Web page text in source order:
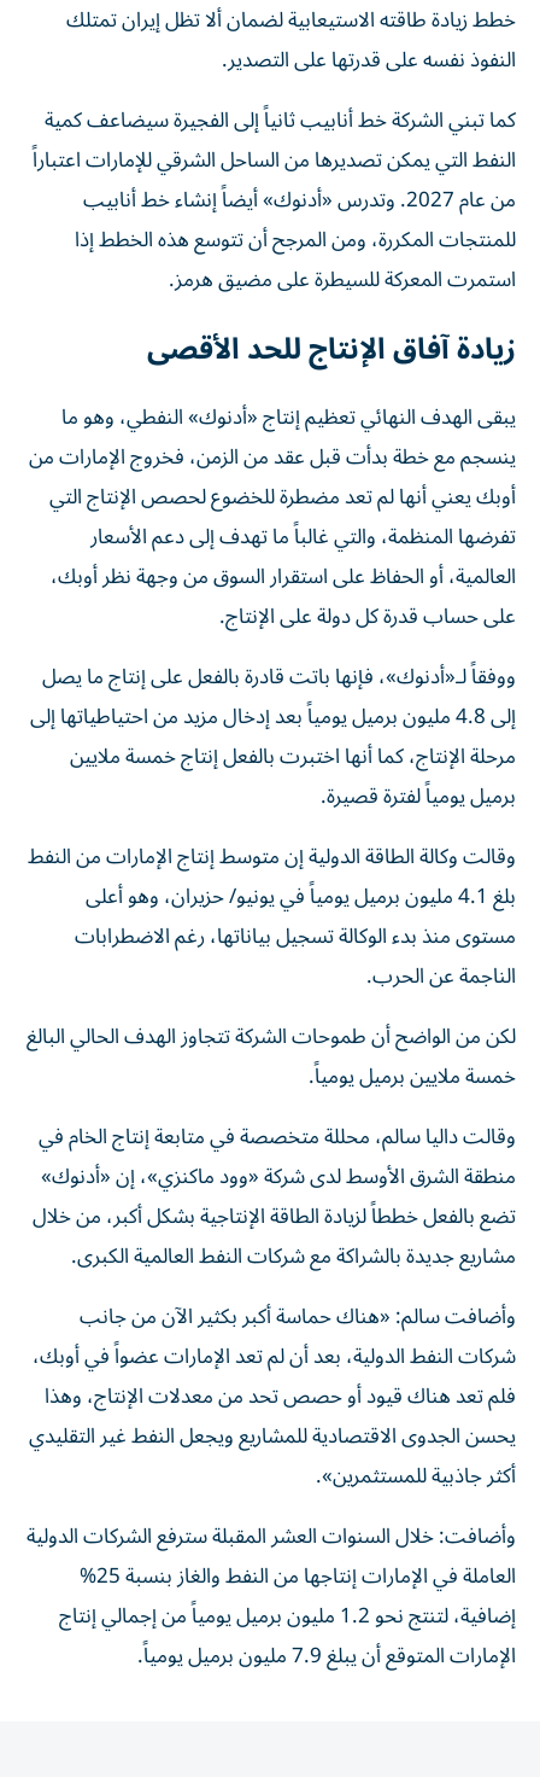
خطط زيادة طاقته الاستيعابية لضمان ألا تظل إيران تمتلك
النفوذ نفسه على قدرتها على التصدير.
كما تبني الشركة خط أنابيب ثانياً إلى الفجيرة سيضاعف كمية
النفط التي يمكن تصديرها من الساحل الشرقي للإمارات اعتباراً
من عام 2027. وتدرس «أدنوك» أيضاً إنشاء خط أنابيب
للمنتجات المكررة، ومن المرجح أن تتوسع هذه الخطط إذا
استمرت المعركة للسيطرة على مضيق هرمز.
زيادة آفاق الإنتاج للحد الأقصى
يبقى الهدف النهائي تعظيم إنتاج «أدنوك» النفطي، وهو ما
ينسجم مع خطة بدأت قبل عقد من الزمن، فخروج الإمارات من
أوبك يعني أنها لم تعد مضطرة للخضوع لحصص الإنتاج التي
تفرضها المنظمة، والتي غالباً ما تهدف إلى دعم الأسعار
العالمية، أو الحفاظ على استقرار السوق من وجهة نظر أوبك،
على حساب قدرة كل دولة على الإنتاج.
ووفقاً لـ«أدنوك»، فإنها باتت قادرة بالفعل على إنتاج ما يصل
إلى 4.8 مليون برميل يومياً بعد إدخال مزيد من احتياطياتها إلى
مرحلة الإنتاج، كما أنها اختبرت بالفعل إنتاج خمسة ملايين
برميل يومياً لفترة قصيرة.
وقالت وكالة الطاقة الدولية إن متوسط إنتاج الإمارات من النفط
بلغ 4.1 مليون برميل يومياً في يونيو/ حزيران، وهو أعلى
مستوى منذ بدء الوكالة تسجيل بياناتها، رغم الاضطرابات
الناجمة عن الحرب.
لكن من الواضح أن طموحات الشركة تتجاوز الهدف الحالي البالغ
خمسة ملايين برميل يومياً.
وقالت داليا سالم، محللة متخصصة في متابعة إنتاج الخام في
منطقة الشرق الأوسط لدى شركة «وود ماكنزي»، إن «أدنوك»
تضع بالفعل خططاً لزيادة الطاقة الإنتاجية بشكل أكبر، من خلال
مشاريع جديدة بالشراكة مع شركات النفط العالمية الكبرى.
وأضافت سالم: «هناك حماسة أكبر بكثير الآن من جانب
شركات النفط الدولية، بعد أن لم تعد الإمارات عضواً في أوبك،
فلم تعد هناك قيود أو حصص تحد من معدلات الإنتاج، وهذا
يحسن الجدوى الاقتصادية للمشاريع ويجعل النفط غير التقليدي
أكثر جاذبية للمستثمرين».
وأضافت: خلال السنوات العشر المقبلة سترفع الشركات الدولية
العاملة في الإمارات إنتاجها من النفط والغاز بنسبة 25%
إضافية، لتنتج نحو 1.2 مليون برميل يومياً من إجمالي إنتاج
الإمارات المتوقع أن يبلغ 7.9 مليون برميل يومياً.